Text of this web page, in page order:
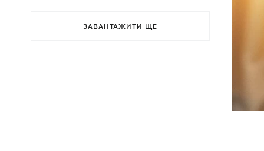
ЗАВАНТАЖИТИ ЩЕ